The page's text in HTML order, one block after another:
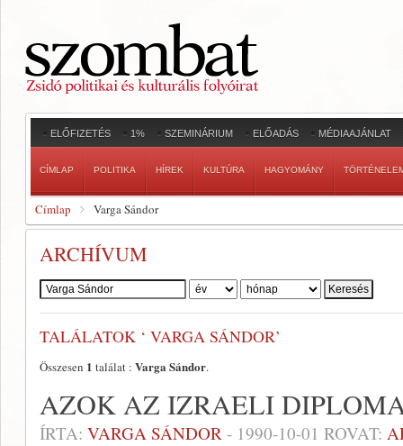
ELŐFIZETÉS 1% SZEMINÁRIUM ELŐADÁS MÉDIAAJÁNLAT
CÍMLAP POLITIKA HÍREK KULTÚRA HAGYOMÁNY
Címlap Varga Sándor
ARCHÍVUM
Szerző:
TALÁLATOK ‘ VARGA SÁNDOR’
Összesen 1 találat : Varga Sándor.
AZOK AZ IZRAELI
ÍRTA: VARGA SÁNDOR - 1990-10-01 ROVAT: